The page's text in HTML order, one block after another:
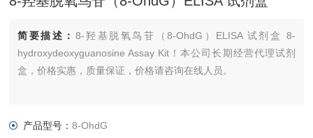
简要描述： 8-羟基脱氧鸟苷（8-OhdG）ELISA 试剂盒 8-
hydroxydeoxyguanosine Assay Kit！本公司长期经营代理试剂
盒，价格实惠，质量保证，价格请咨询在线人员。
产品型号：8-OhdG